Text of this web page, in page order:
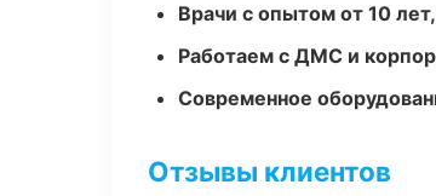
Врачи с опытом от 10
Работаем с ДМС и
Современное
Отзывы клиентов